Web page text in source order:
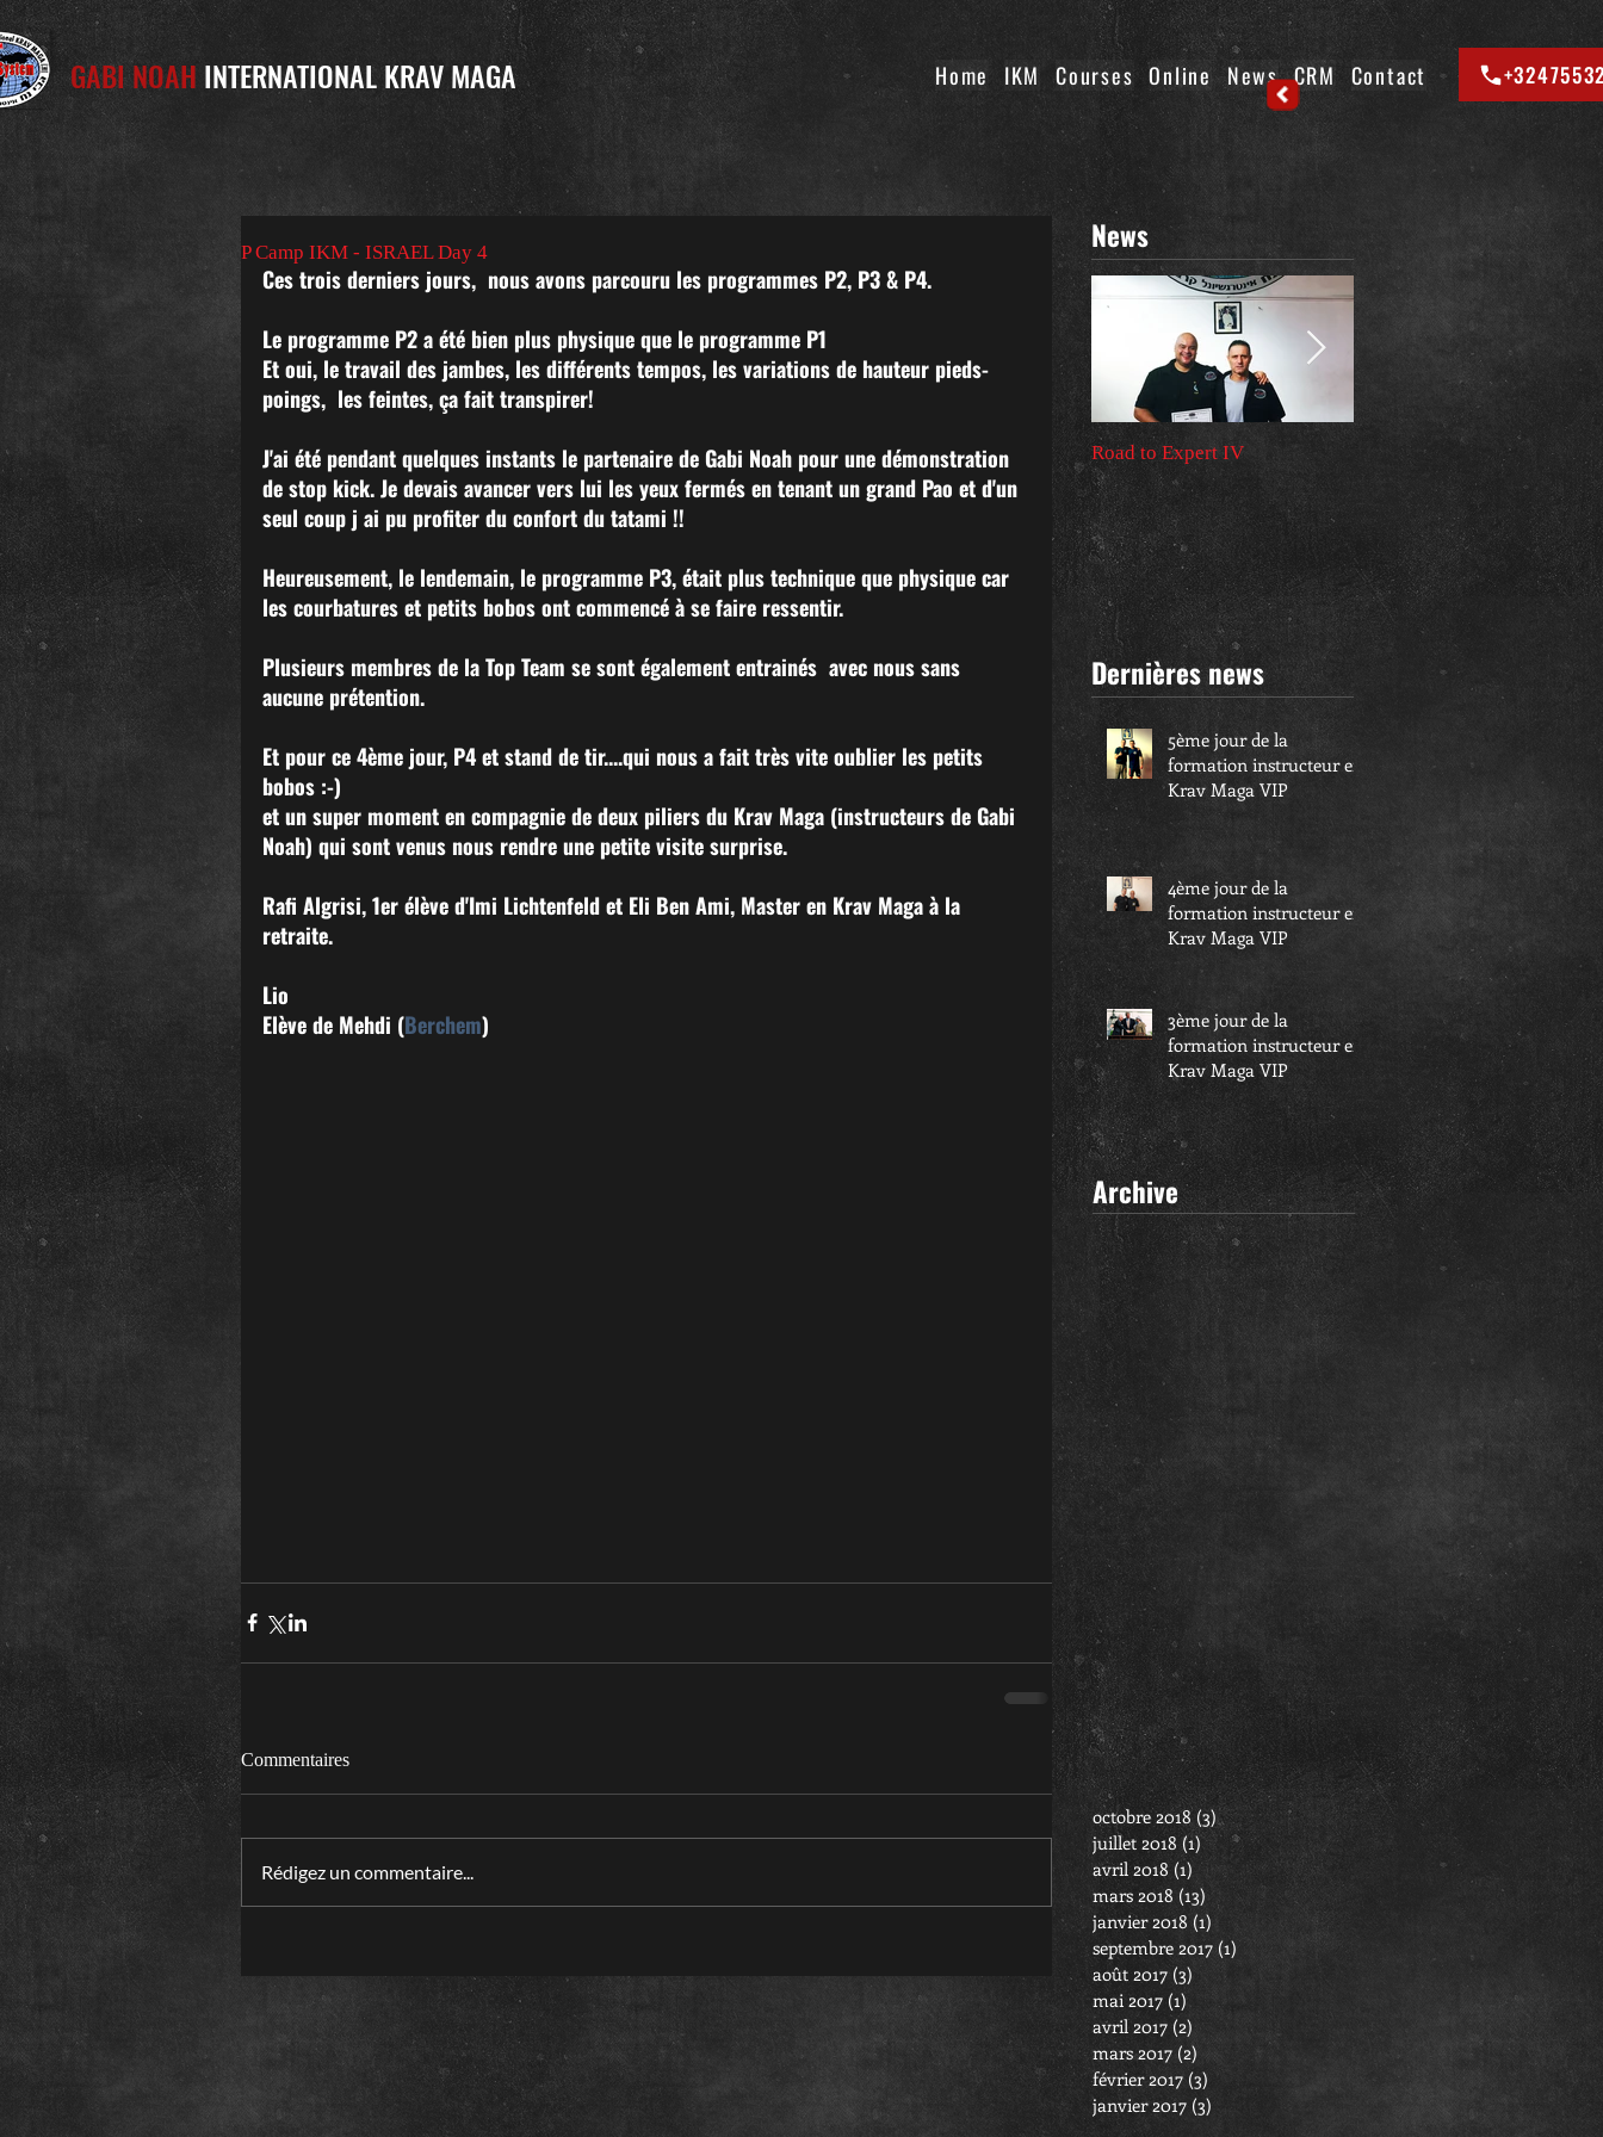
GABI NOAH INTERNATIONAL KRAV MAGA Home IKM Courses Online News CRM Contact
P Camp IKM - ISRAEL Day 4
Ces trois derniers jours,  nous avons parcouru les programmes P2, P3 & P4.
Le programme P2 a été bien plus physique que le programme P1
Et oui, le travail des jambes, les différents tempos, les variations de hauteur pieds-
poings,  les feintes, ça fait transpirer!
J'ai été pendant quelques instants le partenaire de Gabi Noah pour une démonstration
de stop kick. Je devais avancer vers lui les yeux fermés en tenant un grand Pao et d'un
seul coup j ai pu profiter du confort du tatami !!
Heureusement, le lendemain, le programme P3, était plus technique que physique car
les courbatures et petits bobos ont commencé à se faire ressentir.
Plusieurs membres de la Top Team se sont également entrainés  avec nous sans
aucune prétention.
Et pour ce 4ème jour, P4 et stand de tir....qui nous a fait très vite oublier les petits
bobos :-)
et un super moment en compagnie de deux piliers du Krav Maga (instructeurs de Gabi
Noah) qui sont venus nous rendre une petite visite surprise.
Rafi Algrisi, 1er élève d'Imi Lichtenfeld et Eli Ben Ami, Master en Krav Maga à la
retraite.
Lio
Elève de Mehdi (Berchem)
Commentaires
Rédigez un commentaire...
News
Road to Expert IV
Premier voyage en Israel –
Stage instructeurs VIP
Dernières news
5ème jour de la
formation instructeur en
Krav Maga VIP
4ème jour de la
formation instructeur en
Krav Maga VIP
3ème jour de la
formation instructeur en
Krav Maga VIP
Archive
octobre 2018 (3)3 posts
juillet 2018 (1)1 post
avril 2018 (1) 1 post
mars 2018 (13) 13 posts
janvier 2018 (1)
septembre 2017 (1)1 post
août 2017 (3) 3 posts
mai 2017 (1)
avril 2017 (2)
mars 2017 (2)
février 2017 (3) 3 posts
janvier 2017 (3)